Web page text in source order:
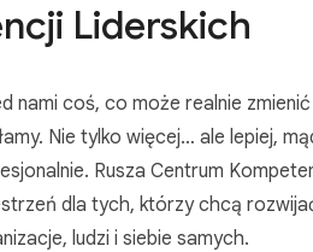
Liderskich
nami coś, co może realnie
Nie tylko więcej… ale lepiej,
Rusza Centrum
dla tych, którzy chcą
ludzi i siebie samych.